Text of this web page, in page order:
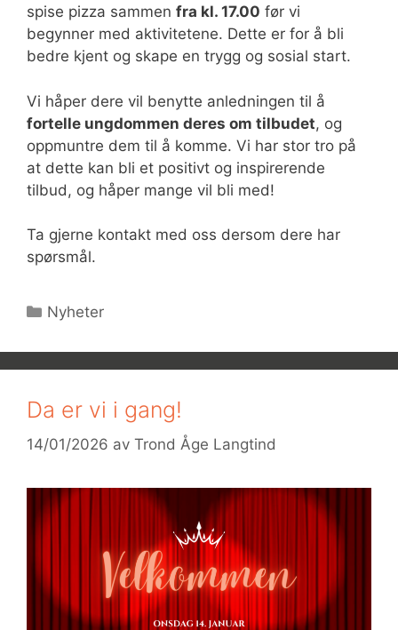
spise pizza sammen fra kl. 17.00 før vi
begynner med aktivitetene. Dette er for å bli
bedre kjent og skape en trygg og sosial start.
Vi håper dere vil benytte anledningen til å
fortelle ungdommen deres om tilbudet, og
oppmuntre dem til å komme. Vi har stor tro på
at dette kan bli et positivt og inspirerende
tilbud, og håper mange vil bli med!
Ta gjerne kontakt med oss dersom dere har
spørsmål.
Kategorier
Nyheter
Da er vi i gang!
14/01/2026 av Trond Åge Langtind